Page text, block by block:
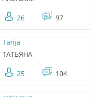
26 97
Tanja
ТАТЬЯНА
25 104